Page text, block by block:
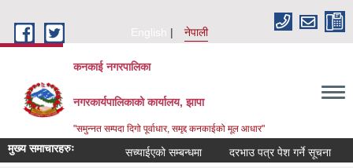
English
नेपाली
कनकाई नगरपालिका
नगरकार्यपालिकाको कार्यालय, झापा
"समुन्नत सम्पदा दिगो पूर्वाधार, समृद्द कनकाईको मूल आधार"
मुख्य समाचारहरुः सच्याईएको सम्बन्धमा दरभाउ पत्र पेश गर्ने सूचना